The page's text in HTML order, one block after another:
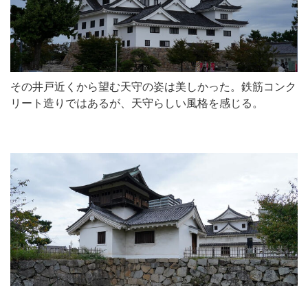
その井戸近くから望む天守の姿は美しかった。鉄筋コンク
リート造りではあるが、天守らしい風格を感じる。